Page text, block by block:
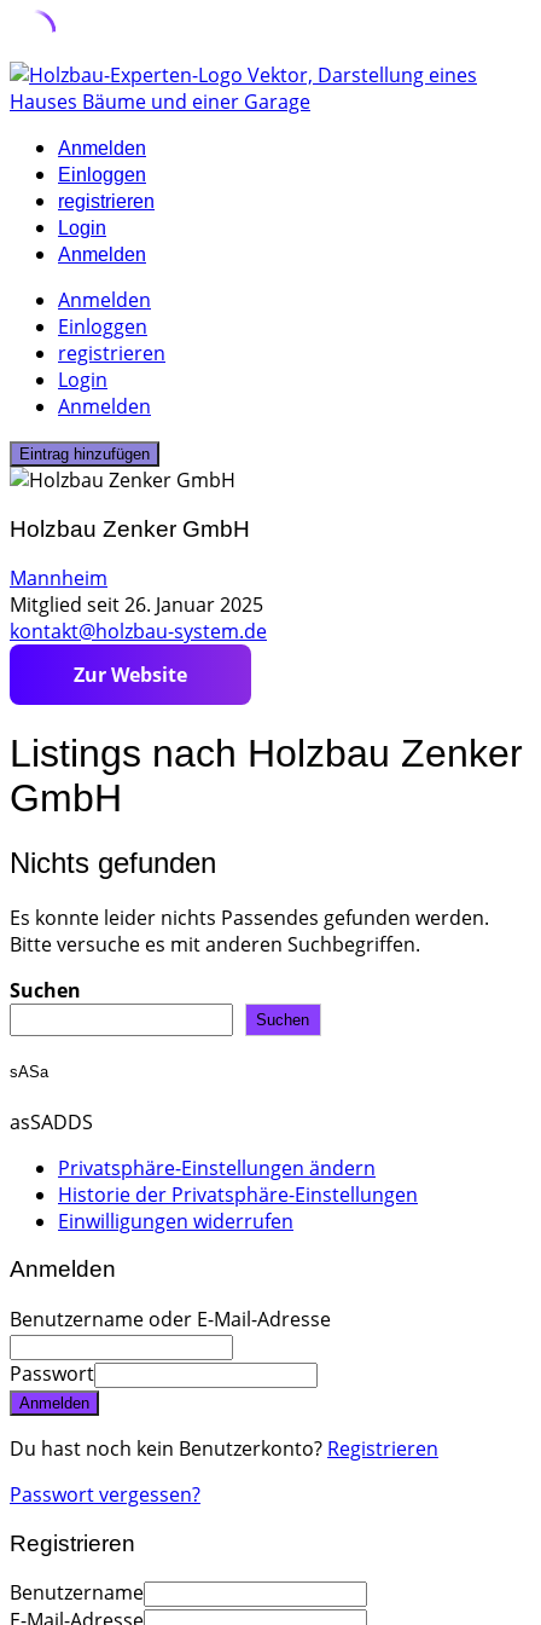
Skip
to
Anmelden
Einloggen
registrieren
Login
Anmelden
Anmelden
Einloggen
registrieren
Login
Anmelden
Eintrag hinzufügen
Holzbau Zenker GmbH
Mannheim
Mitglied seit 26. Januar 2025
kontakt@holzbau-system.de
https://www.holzbau-
system.de
Listings nach Holzbau Zenker
GmbH
Nichts gefunden
Es konnte leider nichts Passendes gefunden werden.
Bitte versuche es mit anderen Suchbegriffen.
Suchen
Suchen
sASa
asSADDS
Privatsphäre-Einstellungen ändern
Historie der Privatsphäre-Einstellungen
Einwilligungen widerrufen
Anmelden
Benutzername oder E-Mail-Adresse
Passwort
Anmelden
Du hast noch kein Benutzerkonto? Registrieren
Passwort vergessen?
Registrieren
Benutzername